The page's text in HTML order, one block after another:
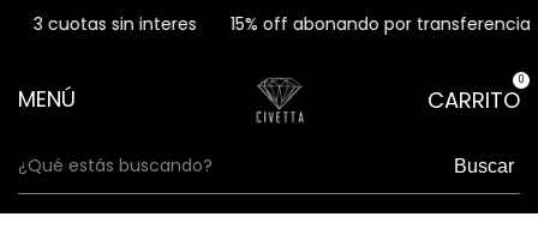
3 cuotas sin interes 15% off abonando por transferencia
MENÚ CARRITO
0
Buscar